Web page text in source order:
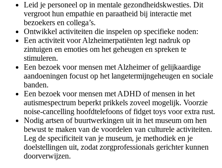
Leid je personeel op in mentale gezondheidskwesties. Dit
vergroot hun empathie en paraatheid bij interactie met
bezoekers en collega’s.
Ontwikkel activiteiten die inspelen op specifieke noden:
Een activiteit voor Alzheimerpatiënten legt nadruk op
zintuigen en emoties om het geheugen en spreken te
stimuleren.
Een bezoek voor mensen met Alzheimer of gelijkaardige
aandoeningen focust op het langetermijngeheugen en sociale
banden.
Een bezoek voor mensen met ADHD of mensen in het
autismespectrum beperkt prikkels zoveel mogelijk. Voorzie
noise-cancelling hoofdtelefoons of fidget toys voor extra rust.
Nodig artsen of buurtwerkingen uit in het museum om hen
bewust te maken van de voordelen van culturele activiteiten.
Leg de specificiteit van je museum, je methodiek en je
doelstellingen uit, zodat zorgprofessionals gerichter kunnen
doorverwijzen.